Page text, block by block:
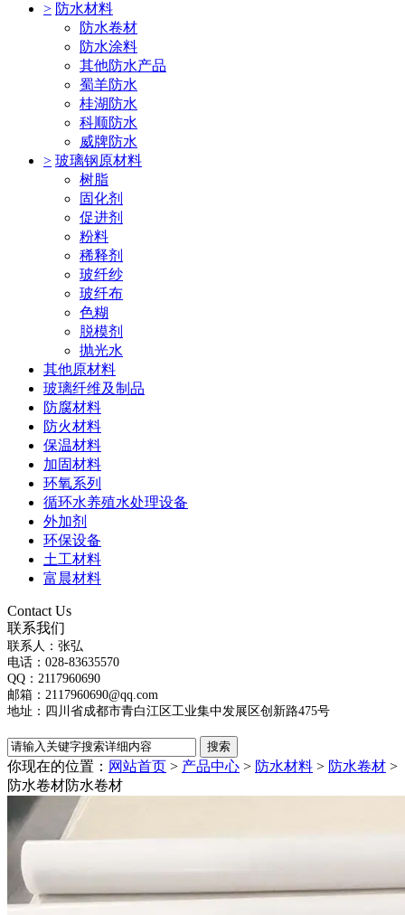
> 防水材料
防水卷材
防水涂料
其他防水产品
蜀羊防水
桂湖防水
科顺防水
威牌防水
> 玻璃钢原材料
树脂
固化剂
促进剂
粉料
稀释剂
玻纤纱
玻纤布
色糊
脱模剂
抛光水
其他原材料
玻璃纤维及制品
防腐材料
防火材料
保温材料
加固材料
环氧系列
循环水养殖水处理设备
外加剂
环保设备
土工材料
富晨材料
Contact Us
联系我们
联系人：张弘
电话：028-83635570
QQ：2117960690
邮箱：2117960690@qq.com
地址：四川省成都市青白江区工业集中发展区创新路475号
你现在的位置： 网站首页 > 产品中心 > 防水材料 > 防水卷材 >
防水卷材防水卷材